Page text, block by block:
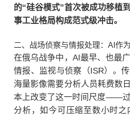
的“硅谷模式”首次被成功移植
事工业格局构成范式级冲击。
二、战场侦察与情报处理：AI作
在俄乌战争中，AI最早、也最
情报、监视与侦察（ISR）。
海量影像需要分析人员耗费数
本上改变了这一时间尺度——
分析，如今可压缩至数小时